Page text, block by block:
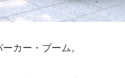
カー・ブーム。